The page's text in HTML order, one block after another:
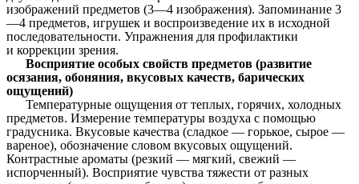
изображений предметов (3—4 изображения). Запоминание 3
—4 предметов, игрушек и воспроизведение их в исходной
последовательности. Упражнения для профилактики
и коррекции зрения.
Восприятие особых свойств предметов (развитие
осязания, обоняния, вкусовых качеств, барических
ощущений)
Температурные ощущения от теплых, горячих, холодных
предметов. Измерение температуры воздуха с помощью
градусника. Вкусовые качества (сладкое — горькое, сырое —
вареное), обозначение словом вкусовых ощущений.
Контрастные ароматы (резкий — мягкий, свежий —
испорченный). Восприятие чувства тяжести от разных